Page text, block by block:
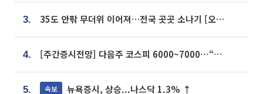
3. 35도 안팎 무더위 이어져…전국 곳곳 소나기 [오늘 날씨]
4. [주간증시전망] 다음주 코스피 6000~7000⋯“外人 수급은 정책이 변수”
5. 속보 뉴욕증시, 상승...나스닥 1.3% ↑